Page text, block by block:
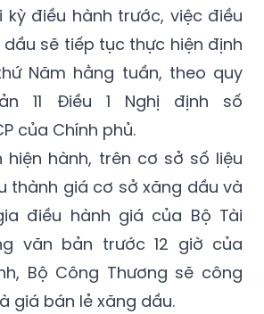
kỳ điều hành trước, việc điều
sẽ tiếp tục thực hiện định
Năm hằng tuần, theo quy
11 Điều 1 Nghị định số
của Chính phủ.
hiện hành, trên cơ sở số liệu
thành giá cơ sở xăng dầu và
điều hành giá của Bộ Tài
văn bản trước 12 giờ của
Bộ Công Thương sẽ công
giá bán lẻ xăng dầu.